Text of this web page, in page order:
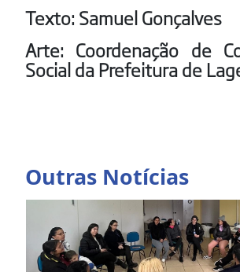
Texto: Samuel Gonçalves
Arte: Coordenação de
Social da Prefeitura de
Outras Notícias